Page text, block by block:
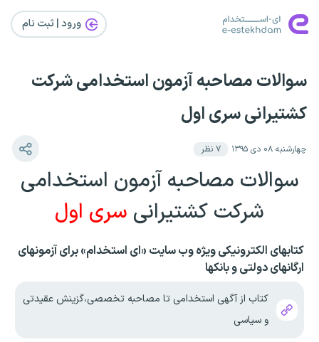
ورود | ثبت‌ نام
سوالات مصاحبه آزمون استخدامی شرکت
کشتیرانی سری اول
چهارشنبه ۰۸ دی ۱۳۹۵ ۷ نظر
سوالات مصاحبه آزمون استخدامی
شرکت کشتیرانی سری اول
کتابهای الکترونیکی ویژه وب سایت «ای استخدام» برای آزمونهای
ارگانهای دولتی و بانکها
کتاب از آگهی استخدامی تا مصاحبه تخصصی،گزینش عقیدتی
و سیاسی